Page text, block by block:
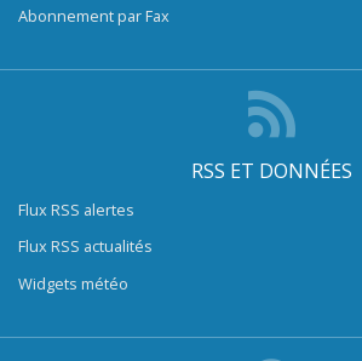
Abonnement par Fax
RSS ET DONNÉES
Flux RSS alertes
Flux RSS actualités
Widgets météo